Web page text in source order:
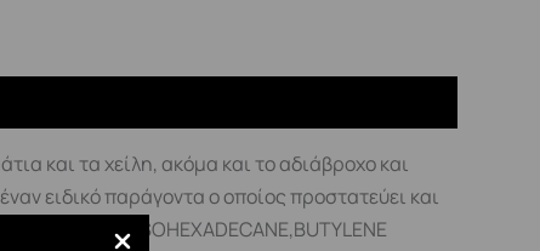
και τα χείλη, ακόμα και το αδιάβροχο και
ειδικό παράγοντα ο οποίος προστατεύει και